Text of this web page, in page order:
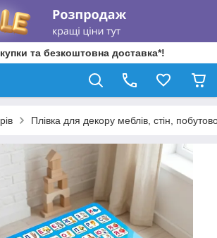
та безкоштовна доставка*!
Плівка для декору меблів, стін,